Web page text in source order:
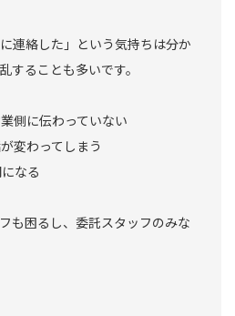
連絡した」という気持ちは分か
することも多いです。
側に伝わっていない
変わってしまう
なる
も困るし、委託スタッフのみな